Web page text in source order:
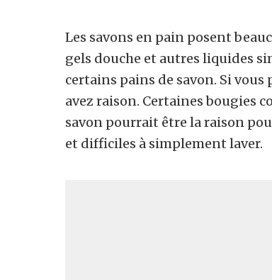
Les savons en pain posent
gels douche et autres liquides
certains pains de savon. Si
avez raison. Certaines bougies
savon pourrait être la raison
et difficiles à simplement laver.